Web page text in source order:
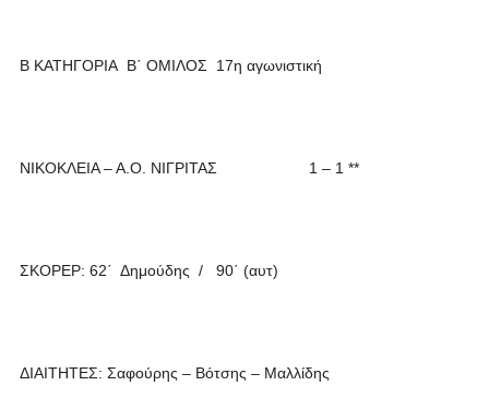
Β ΚΑΤΗΓΟΡΙΑ Β΄ ΟΜΙΛΟΣ 17η αγωνιστική
ΝΙΚΟΚΛΕΙΑ – Α.Ο. ΝΙΓΡΙΤΑΣ 1 – 1 **
ΣΚΟΡΕΡ: 62΄ Δημούδης / 90΄ (αυτ)
ΔΙΑΙΤΗΤΕΣ: Σαφούρης – Βότσης – Μαλλίδης